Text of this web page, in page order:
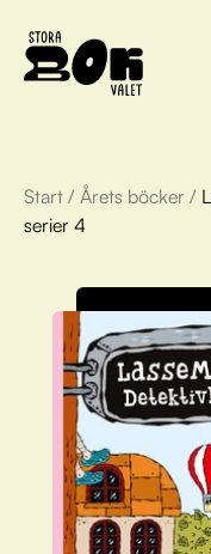
Årets
Om
Olivia
Vinnare
FAQ
För
Start / Årets böcker /
serier 4